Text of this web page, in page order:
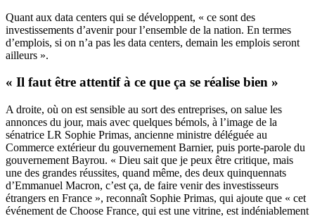
Quant aux data centers qui se développent, « ce sont des
investissements d’avenir pour l’ensemble de la nation. En termes
d’emplois, si on n’a pas les data centers, demain les emplois seront
ailleurs ».
« Il faut être attentif à ce que ça se réalise bien »
A droite, où on est sensible au sort des entreprises, on salue les
annonces du jour, mais avec quelques bémols, à l’image de la
sénatrice LR Sophie Primas, ancienne ministre déléguée au
Commerce extérieur du gouvernement Barnier, puis porte-parole du
gouvernement Bayrou. « Dieu sait que je peux être critique, mais
une des grandes réussites, quand même, des deux quinquennats
d’Emmanuel Macron, c’est ça, de faire venir des investisseurs
étrangers en France », reconnaît Sophie Primas, qui ajoute que « cet
événement de Choose France, qui est une vitrine, est indéniablement